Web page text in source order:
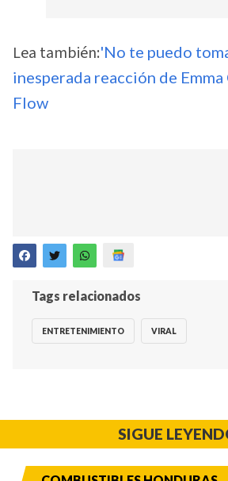
Lea también:'No te puedo
inesperada reacción de
Flow
Tags relacionados
ENTRETENIMIENTO VIRAL
SIGUE